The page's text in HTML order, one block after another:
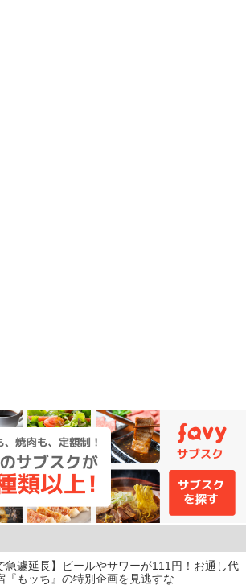
急遽延長】ビールやサワーが111円！お通し代
『もッち』の特別企画を見逃すな